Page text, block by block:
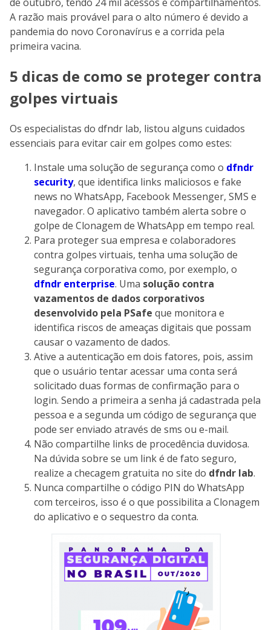
A razão mais provável para o alto número é devido a
pandemia do novo Coronavírus e a corrida pela
primeira vacina.
5 dicas de como se proteger contra
golpes virtuais
Os especialistas do dfndr lab, listou alguns cuidados
essenciais para evitar cair em golpes como estes:
Instale uma solução de segurança como o dfndr
security, que identifica links maliciosos e fake
news no WhatsApp, Facebook Messenger, SMS e
navegador. O aplicativo também alerta sobre o
golpe de Clonagem de WhatsApp em tempo real.
Para proteger sua empresa e colaboradores
contra golpes virtuais, tenha uma solução de
segurança corporativa como, por exemplo, o
dfndr enterprise. Uma solução contra
vazamentos de dados corporativos
desenvolvido pela PSafe que monitora e
identifica riscos de ameaças digitais que possam
causar o vazamento de dados.
Ative a autenticação em dois fatores, pois, assim
que o usuário tentar acessar uma conta será
solicitado duas formas de confirmação para o
login. Sendo a primeira a senha já cadastrada pela
pessoa e a segunda um código de segurança que
pode ser enviado através de sms ou e-mail.
Não compartilhe links de procedência duvidosa.
Na dúvida sobre se um link é de fato seguro,
realize a checagem gratuita no site do dfndr lab.
Nunca compartilhe o código PIN do WhatsApp
com terceiros, isso é o que possibilita a Clonagem
do aplicativo e o sequestro da conta.